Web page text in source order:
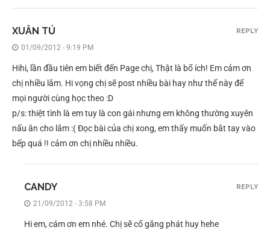
XUÂN TÚ
01/09/2012 - 9:19 PM
Hihi, lần đầu tiên em biết đến Page chị, Thật là bổ ích! Em cảm ơn
chị nhiều lắm. Hi vọng chị sẽ post nhiều bài hay như thế này để
mọi người cùng học theo :D
p/s: thiệt tình là em tuy là con gái nhưng em không thường xuyên
nấu ăn cho lắm :( Đọc bài của chị xong, em thấy muốn bắt tay vào
bếp quá !! cảm ơn chị nhiều nhiều.
REPLY
CANDY
21/09/2012 - 3:58 PM
Hi em, cám ơn em nhé. Chị sẽ cố gắng phát huy hehe
REPLY